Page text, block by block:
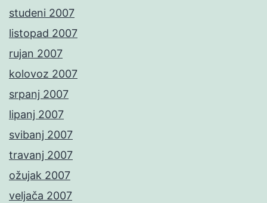
studeni 2007
listopad 2007
rujan 2007
kolovoz 2007
srpanj 2007
lipanj 2007
svibanj 2007
travanj 2007
ožujak 2007
veljača 2007